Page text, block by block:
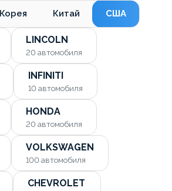
Корея Китай США
LINCOLN
20 автомобиля
INFINITI
10 автомобиля
HONDA
20 автомобиля
VOLKSWAGEN
100 автомобиля
CHEVROLET